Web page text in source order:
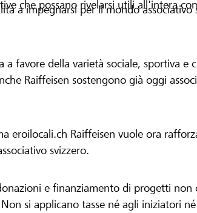
che possano rivelarsi utili all'intera
a impegnarsi per il mondo
a favore della varietà sociale, sportiva e
Raiffeisen sostengono già oggi
eroilocali.ch Raiffeisen vuole ora
svizzero.
e finanziamento di progetti non
si applicano tasse né agli iniziatori